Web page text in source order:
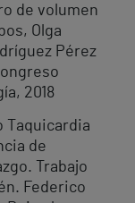
de volumen
Olga
Pérez
2018
Taquicardia
de
Trabajo
Federico